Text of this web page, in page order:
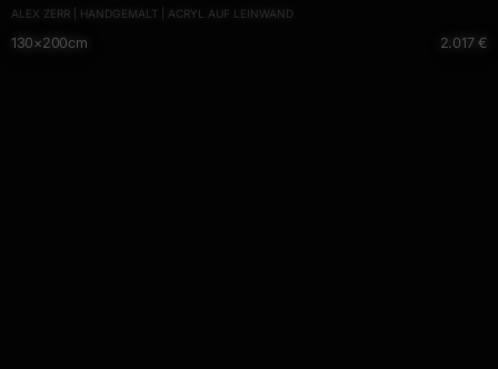
Painting auf Leinwand
ALEX ZERR | HANDGEMALT | ACRYL AUF LEINWAND
130×200cm 2.017 €